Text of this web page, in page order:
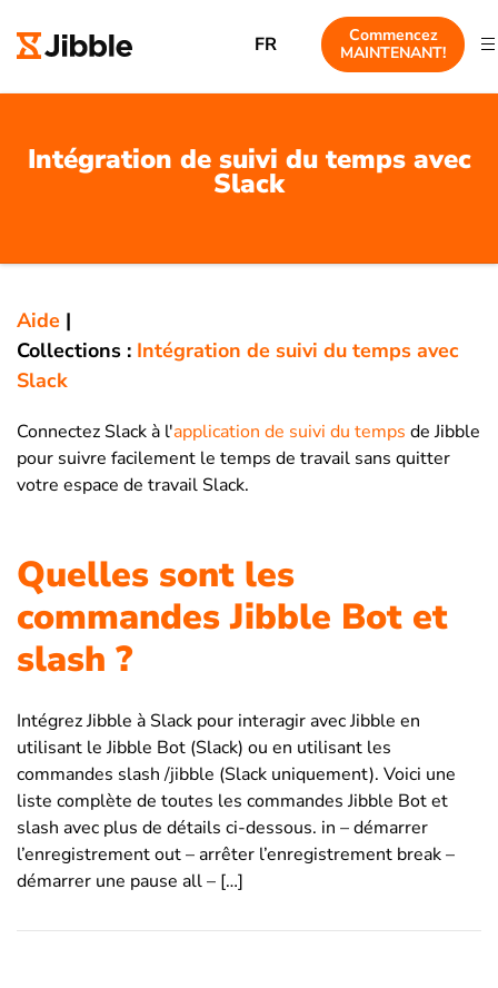
FR
Commencez
MAINTENANT!
Intégration de suivi du temps avec
Slack
Aide |
Collections : Intégration de suivi du temps avec
Slack
Connectez Slack à l'application de suivi du temps de Jibble
pour suivre facilement le temps de travail sans quitter
votre espace de travail Slack.
Quelles sont les
commandes Jibble Bot et
slash ?
Intégrez Jibble à Slack pour interagir avec Jibble en
utilisant le Jibble Bot (Slack) ou en utilisant les
commandes slash /jibble (Slack uniquement). Voici une
liste complète de toutes les commandes Jibble Bot et
slash avec plus de détails ci-dessous. in – démarrer
l’enregistrement out – arrêter l’enregistrement break –
démarrer une pause all – […]